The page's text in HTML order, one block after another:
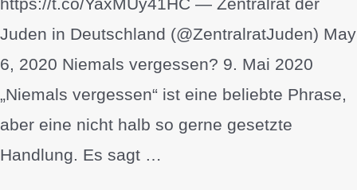
Juden in Deutschland (@ZentralratJuden) May
6, 2020 Niemals vergessen? 9. Mai 2020
„Niemals vergessen“ ist eine beliebte Phrase,
aber eine nicht halb so gerne gesetzte
Handlung. Es sagt …